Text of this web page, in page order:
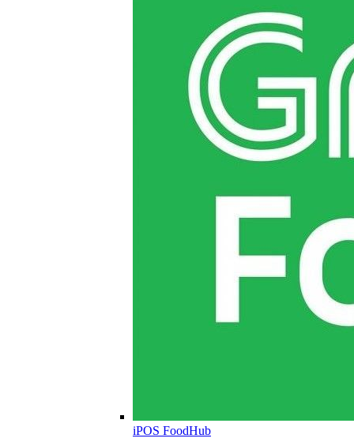
iPOS FoodHub